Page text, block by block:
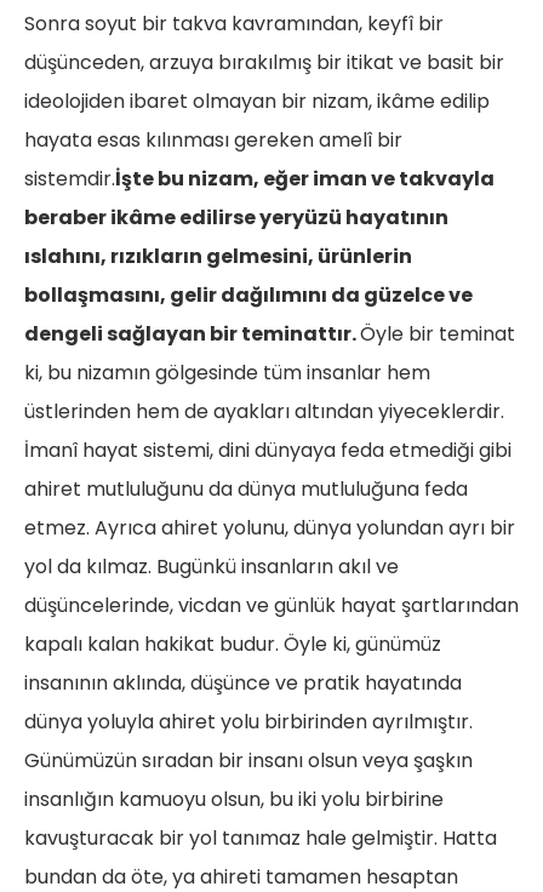
Sonra soyut bir takva kavramından, keyfî bir
düşünceden, arzuya bırakılmış bir itikat ve basit bir
ideolojiden ibaret olmayan bir nizam, ikâme edilip
hayata esas kılınması gereken amelî bir
sistemdir.İşte bu nizam, eğer iman ve takvayla
beraber ikâme edilirse yeryüzü hayatının
ıslahını, rızıkların gelmesini, ürünlerin
bollaşmasını, gelir dağılımını da güzelce ve
dengeli sağlayan bir teminattır.Öyle bir teminat
ki, bu nizamın gölgesinde tüm insanlar hem
üstlerinden hem de ayakları altından yiyeceklerdir.
İmanî hayat sistemi, dini dünyaya feda etmediği gibi
ahiret mutluluğunu da dünya mutluluğuna feda
etmez. Ayrıca ahiret yolunu, dünya yolundan ayrı bir
yol da kılmaz. Bugünkü insanların akıl ve
düşüncelerinde, vicdan ve günlük hayat şartlarından
kapalı kalan hakikat budur. Öyle ki, günümüz
insanının aklında, düşünce ve pratik hayatında
dünya yoluyla ahiret yolu birbirinden ayrılmıştır.
Günümüzün sıradan bir insanı olsun veya şaşkın
insanlığın kamuoyu olsun, bu iki yolu birbirine
kavuşturacak bir yol tanımaz hale gelmiştir. Hatta
bundan da öte, ya ahireti tamamen hesaptan